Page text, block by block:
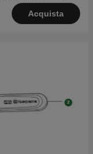
Acquista